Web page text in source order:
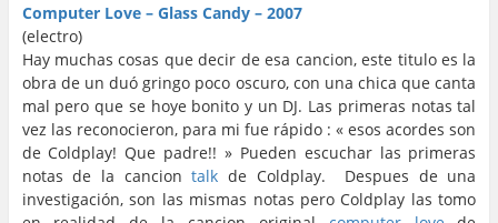
Computer Love – Glass Candy – 2007
(electro)
Hay muchas cosas que decir de esa cancion, este titulo es la
obra de un duó gringo poco oscuro, con una chica que canta
mal pero que se hoye bonito y un DJ. Las primeras notas tal
vez las reconocieron, para mi fue rápido : « esos acordes son
de Coldplay! Que padre!! » Pueden escuchar las primeras
notas de la canciontalkde Coldplay. Despues de una
investigación, son las mismas notas pero Coldplay las tomo